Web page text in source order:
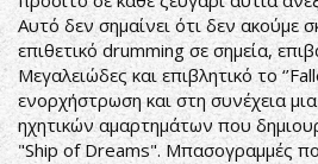
Αυτό δεν σημαίνει ότι δεν ακούμε
επιθετικό drumming σε σημεία,
Μεγαλειώδες και επιβλητικό το
ενορχήστρωση και στη συνέχεια
ηχητικών αμαρτημάτων που
"Ship of Dreams". Μπασογραμμές